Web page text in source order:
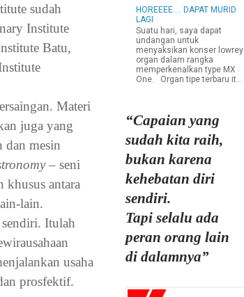
sudah
Institute
Batu,
Materi
juga yang
dan mesin
– seni
khusus antara
lain.
sendiri. Itulah
usaha
prosfektif.
HOREEEE.... DAPAT MURID
LAGI
Suatu hari, saya dapat
undangan untuk
menyaksikan konser lowrey
organ dalam rangka
memperkenalkan type MX
One. Organ tipe terbaru it...
“Capaian yang
sudah kita raih,
bukan karena
kehebatan diri
sendiri.
Tapi selalu ada
peran orang lain
di dalamnya”